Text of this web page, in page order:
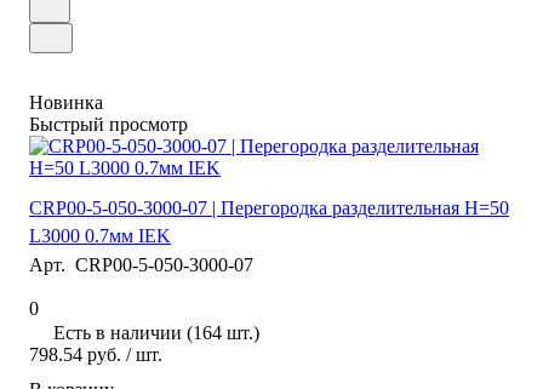
Новинка
Быстрый просмотр
CRP00-5-050-3000-07 | Перегородка разделительная H=50
L3000 0.7мм IEK
Арт. CRP00-5-050-3000-07
0
Есть в наличии (164 шт.)
798.54 руб. / шт.